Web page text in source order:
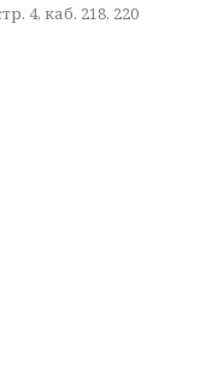
4, каб. 218, 220